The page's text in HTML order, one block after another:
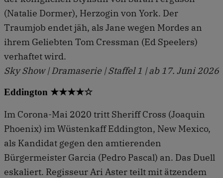
(Natalie Dormer), Herzogin von York. Der
Traumjob endet jäh, als Jane wegen Mordes an
ihrem Geliebten Tom Cressman (Ed Speelers)
verhaftet wird.
Sky Show | Dramaserie | Staffel 1 | ab 17. Juni 2026
Eddington ★★★★☆
Im Corona-Mai 2020 tritt Sheriff Cross (Joaquin
Phoenix) im Wüstenkaff Eddington, New Mexico,
als Kandidat gegen den amtierenden
Bürgermeister Garcia (Pedro Pascal) an. Das Duell
eskaliert. Regisseur Ari Aster teilt mit ätzendem